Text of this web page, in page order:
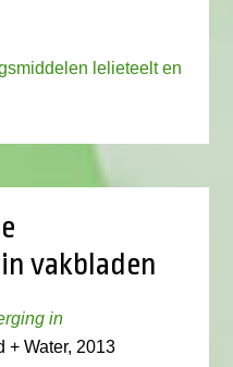
lelieteelt en
vakbladen
in
+ Water, 2013